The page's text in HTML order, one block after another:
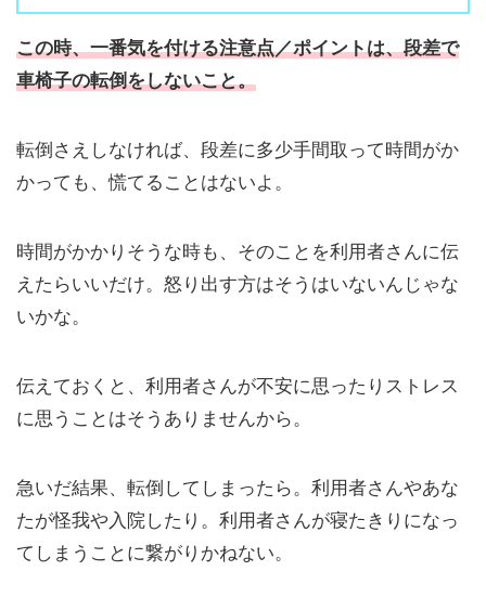
この時、一番気を付ける注意点／ポイントは、段差で
車椅子の転倒をしないこと。
転倒さえしなければ、段差に多少手間取って時間がか
かっても、慌てることはないよ。
時間がかかりそうな時も、そのことを利用者さんに伝
えたらいいだけ。怒り出す方はそうはいないんじゃな
いかな。
伝えておくと、利用者さんが不安に思ったりストレス
に思うことはそうありませんから。
急いだ結果、転倒してしまったら。利用者さんやあな
たが怪我や入院したり。利用者さんが寝たきりになっ
てしまうことに繋がりかねない。